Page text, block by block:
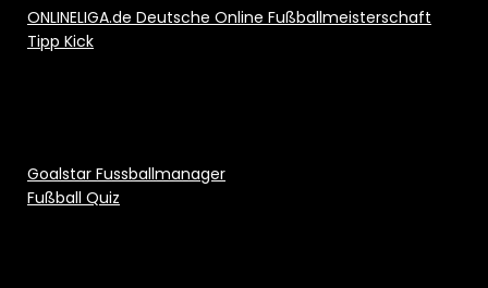
ONLINELIGA.de Deutsche Online Fußballmeisterschaft
Tipp Kick
Goalstar Fussballmanager
Fußball Quiz